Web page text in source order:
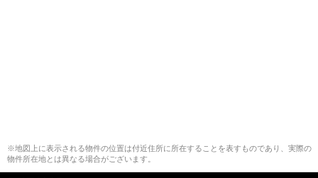
※地図上に表示される物件の位置は付近住所に所在することを表すものであり、実際の
物件所在地とは異なる場合がございます。